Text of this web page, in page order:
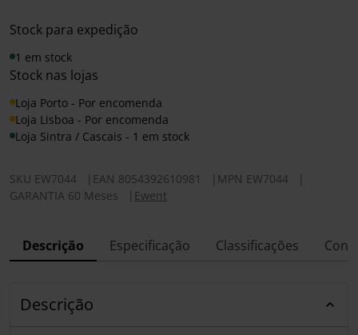
Stock para expedição
1 em stock
Stock nas lojas
Loja Porto - Por encomenda
Loja Lisboa - Por encomenda
Loja Sintra / Cascais - 1 em stock
SKU EW7044 EAN 8054392610981 MPN EW7044
GARANTIA 60 Meses
Ewent
Descrição Especificação Classificações
Descrição